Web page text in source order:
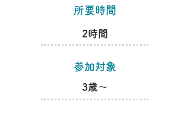
​所要時間
​2時間
​参加対象
​3歳～